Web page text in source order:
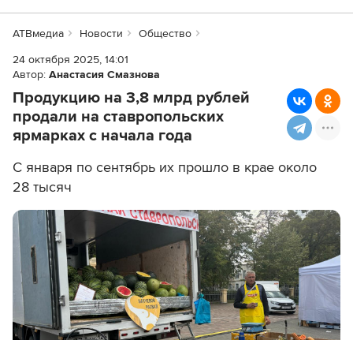
АТВмедиа Новости
Общество
24 октября 2025, 14:01
Автор: Анастасия Смазнова
Продукцию на 3,8 млрд рублей
продали на ставропольских
ярмарках с начала года
С января по сентябрь их прошло в крае около
28 тысяч